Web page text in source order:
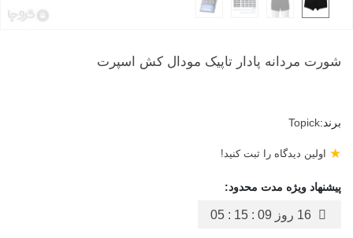
شورت مردانه پادار تاپیک مودال کش اسپرت
برند:Topick
اولین دیدگاه را ثبت کنید! ★
پیشنهاد ویژه مدت محدود:
16 روز 05 : 15 : 09